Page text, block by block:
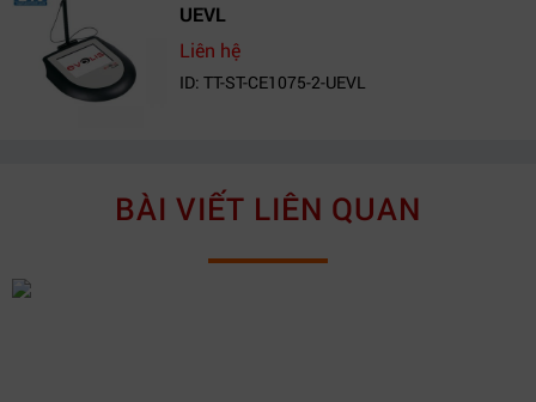
UEVL
Liên hệ
ID: TT-ST-CE1075-2-UEVL
BÀI VIẾT LIÊN QUAN